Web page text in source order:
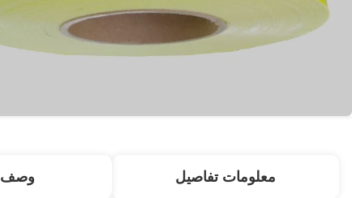
معلومات تفاصيل وصف